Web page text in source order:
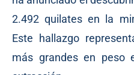
2.492 quilates en la
Este hallazgo
más grandes en peso